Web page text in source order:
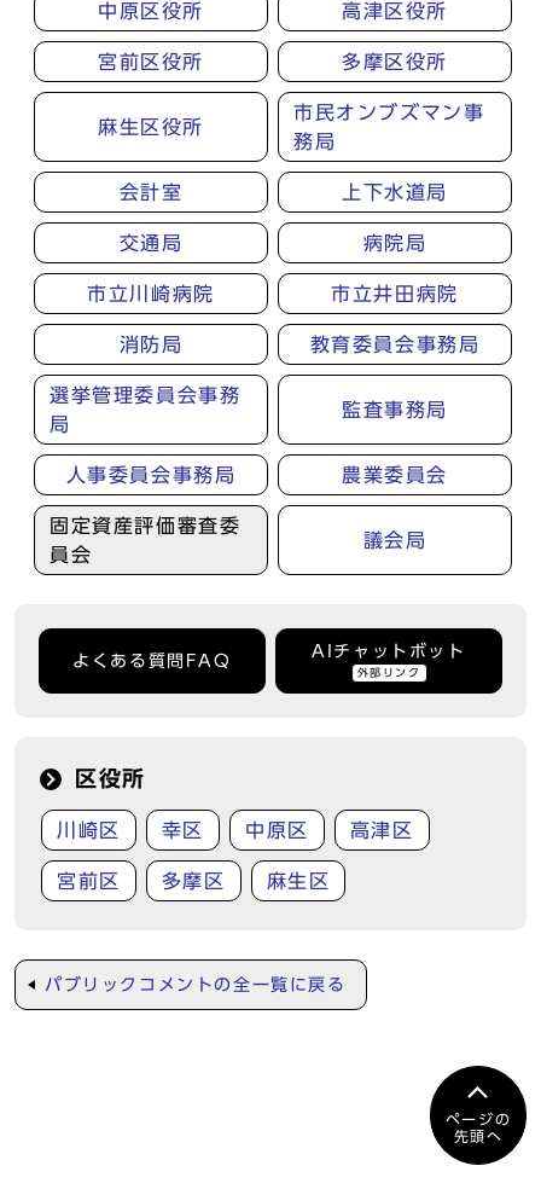
中原区役所 高津区役所
宮前区役所 多摩区役所
麻生区役所
市民オンブズマン事
務局
会計室 上下水道局
交通局 病院局
市立川崎病院 市立井田病院
消防局 教育委員会事務局
選挙管理委員会事務
局
監査事務局
人事委員会事務局 農業委員会
固定資産評価審査委
員会
議会局
よくある質問FAQ
AIチャットボット
外部リンク
区役所
川崎区 幸区 中原区 高津区
宮前区 多摩区 麻生区
パブリックコメントの全一覧に戻る
ページの
先頭へ